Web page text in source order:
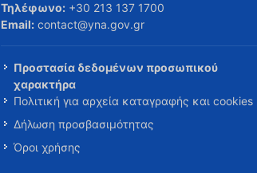
Τηλέφωνο: +30 213 137 1700
Email: contact@yna.gov.gr
Προστασία δεδομένων προσωπικού
χαρακτήρα
Πολιτική για αρχεία καταγραφής και cookies
Δήλωση προσβασιμότητας
Όροι χρήσης